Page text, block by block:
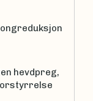
hevdpreg,